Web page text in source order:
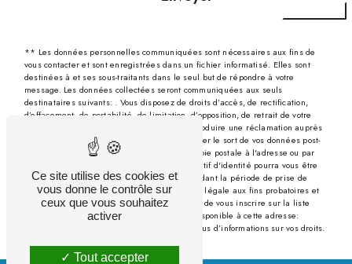
** Les données personnelles communiquées sont nécessaires aux fins de
vous contacter et sont enregistrées dans un fichier informatisé. Elles sont
destinées à et ses sous-traitants dans le seul but de répondre à votre
message. Les données collectées seront communiquées aux seuls
destinataires suivants: . Vous disposez de droits d’accès, de rectification,
d’effacement, de portabilité, de limitation, d’opposition, de retrait de votre
consentement à tout moment et du droit d’introduire une réclamation auprès
d’une autorité de contrôle, ainsi que d’organiser le sort de vos données post-
mortem. Vous pouvez exercer ces droits par voie postale à l'adresse ou par
courrier électronique à l'adresse . Un justificatif d'identité pourra vous être
demandé. Nous conservons vos données pendant la période de prise de
contact puis pendant la durée de prescription légale aux fins probatoires et
de gestion des contentieux. Vous avez le droit de vous inscrire sur la liste
d'opposition au démarchage téléphonique, disponible à cette adresse:
. Consultez le site cnil.fr pour plus d’informations sur vos droits.
Ce site utilise des cookies et
vous donne le contrôle sur
ceux que vous souhaitez
activer
Tout accepter